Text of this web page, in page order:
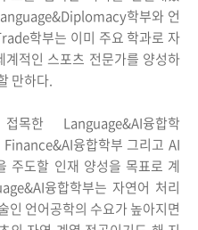
학부와 언
학부는 이미 주요 학과로 자
적인 스포츠 전문가를 양성하
만하다.
목한 Language&AI융합학
융합학부 그리고 AI
주도할 인재 양성을 목표로 계
융합학부는 자연어 처리
인 언어공학의 수요가 높아지면